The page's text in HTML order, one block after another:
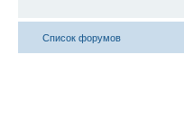
Список форумов